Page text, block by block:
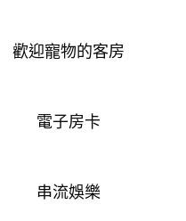
歡迎寵物的客房
電子房卡
串流娛樂